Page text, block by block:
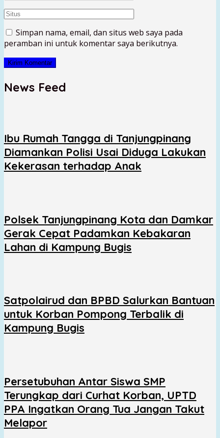
Simpan nama, email, dan situs web saya pada
peramban ini untuk komentar saya berikutnya.
News Feed
Ibu Rumah Tangga di Tanjungpinang
Diamankan Polisi Usai Diduga Lakukan
Kekerasan terhadap Anak
Polsek Tanjungpinang Kota dan Damkar
Gerak Cepat Padamkan Kebakaran
Lahan di Kampung Bugis
Satpolairud dan BPBD Salurkan Bantuan
untuk Korban Pompong Terbalik di
Kampung Bugis
Persetubuhan Antar Siswa SMP
Terungkap dari Curhat Korban, UPTD
PPA Ingatkan Orang Tua Jangan Takut
Melapor